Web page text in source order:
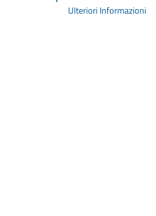
Ulteriori Informazioni